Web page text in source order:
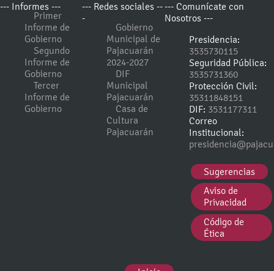
--- Informes ---
Primer
Informe de
Gobierno
Segundo
Informe de
Gobierno
Tercer
Informe de
Gobierno
--- Redes sociales --
-
Gobierno
Municipal de
Pajacuarán
2024-2027
DIF
Municipal
Pajacuarán
Casa de
Cultura
Pajacuarán
--- Comunícate con
Nosotros ---
Presidencia:
3535730115
Seguridad Pública:
3535731360
Protección Civil:
35311848151
DIF: 3531177311
Correo
Institucional:
Sugerencias
Aviso de
Privacidad
Código de
Ética